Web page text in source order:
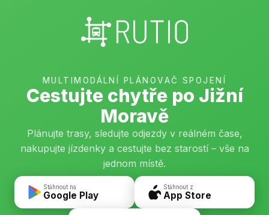
MULTIMODÁLNÍ PLÁNOVAČ SPOJENÍ
Cestujte chytře po Jižní
Moravě
Plánujte trasy, sledujte odjezdy v reálném čase,
nakupujte jízdenky a cestujte bez starostí – vše na
jednom místě.
Stáhnout na
Google Play
Stáhnout z
App Store